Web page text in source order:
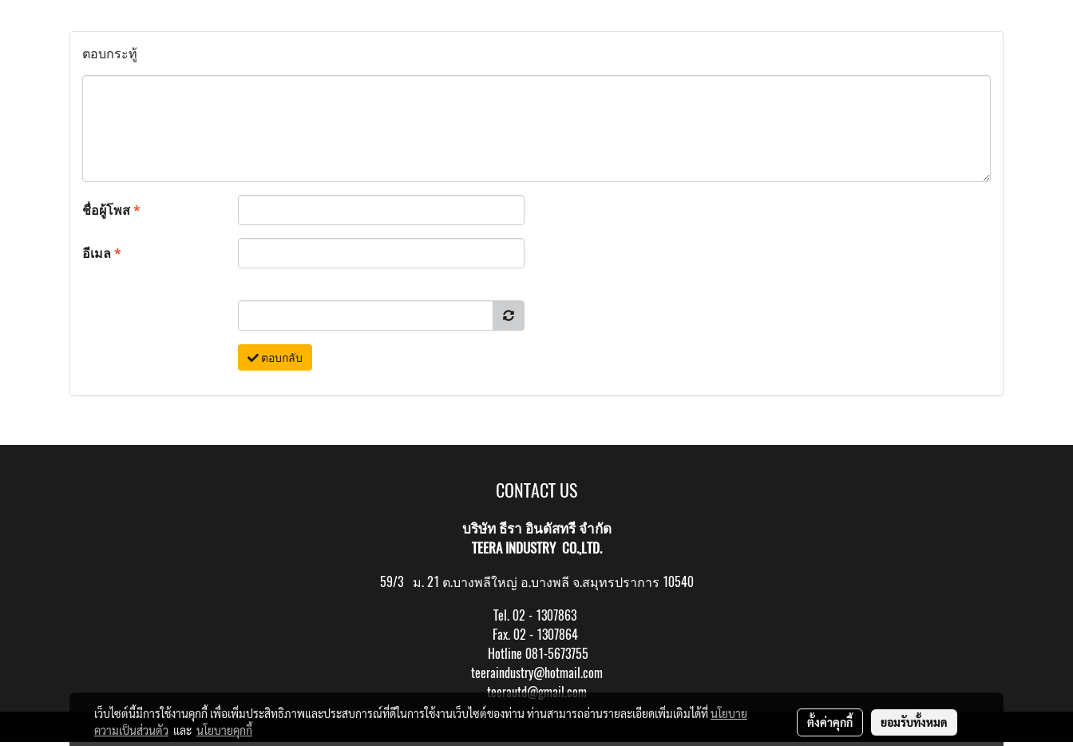
ตอบกระทู้
ชื่อผู้โพส*
อีเมล*
ตอบกลับ
CONTACT US
บริษัท ธีรา อินดัสทรี จำกัด
TEERA INDUSTRY CO.,LTD.
59/3 ม. 21 ต.บางพลีใหญ่ อ.บางพลี จ.สมุทรปราการ 10540
Tel. 02 - 1307863
Fax. 02 - 1307864
Hotline 081-5673755
teeraindustry@hotmail.com
teerautd@gmail.com
เว็บไซต์นี้มีการใช้งานคุกกี้ เพื่อเพิ่มประสิทธิภาพและประสบการณ์ที่ดีในการใช้งานเว็บไซต์ของท่าน ท่านสามารถอ่านรายละเอียดเพิ่มเติมได้ที่นโยบาย
ความเป็นส่วนตัว และ นโยบายคุกกี้
ตั้งค่าคุกกี้ ยอมรับทั้งหมด